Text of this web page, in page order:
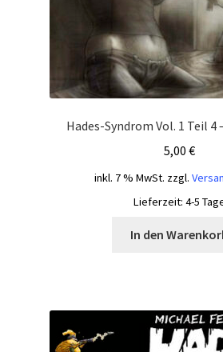
Hades-Syndrom Vol. 1 Teil 4
5,00 €
inkl. 7 % MwSt. zzgl.
Lieferzeit: 4-5
In den